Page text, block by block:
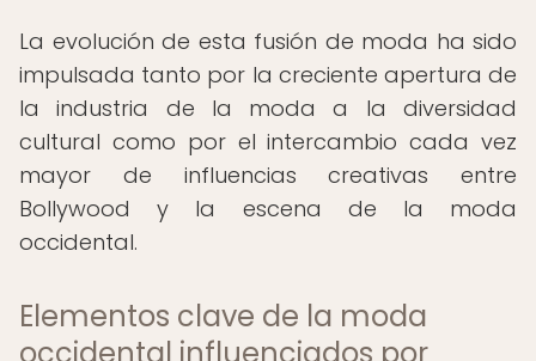
La evolución de esta fusión de moda ha sido
impulsada tanto por la creciente apertura de
la industria de la moda a la diversidad
cultural como por el intercambio cada vez
mayor de influencias creativas entre
Bollywood y la escena de la moda
occidental.
Elementos clave de la moda